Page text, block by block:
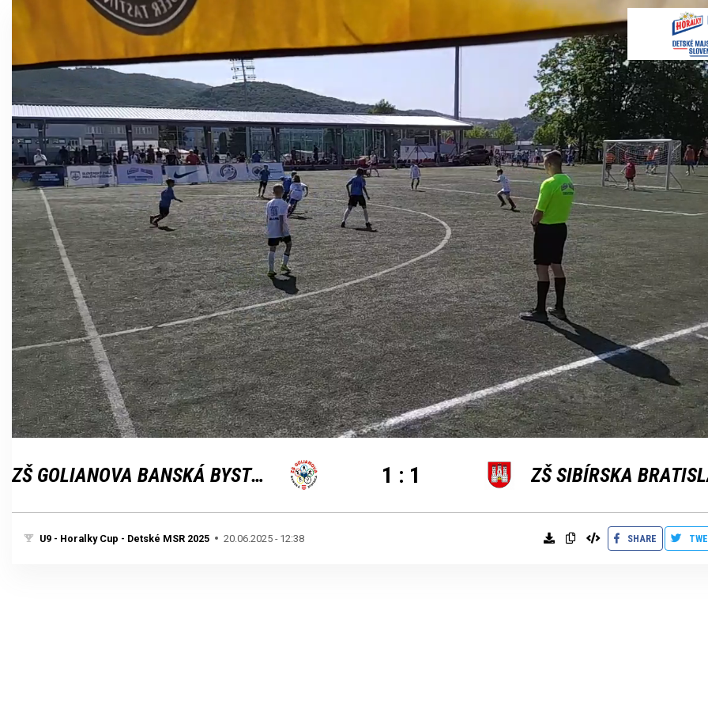
Unmute Loaded:
100.00%
ZŠ GOLIANOVA BANSKÁ BYSTRICA 1 : 1 ZŠ SIBÍRSKA
U9 - Horalky Cup - Detské MSR 2025 20.06.2025 - 12:38 SHARE